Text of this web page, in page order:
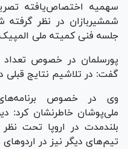
شمشیربازان در نظر
جلسه فنی کمیته ملی
پورسلمان در خصوص تعداد
گفت: در تلاشیم نتایج قبلی
وی در خصوص
بلندمدت در اروپا تحت
تیم‌های دیگر نیز در